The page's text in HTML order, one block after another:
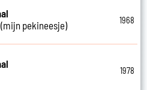
pekineesje)
1968
1978